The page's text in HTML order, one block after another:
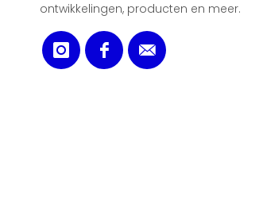
ontwikkelingen, producten en meer.